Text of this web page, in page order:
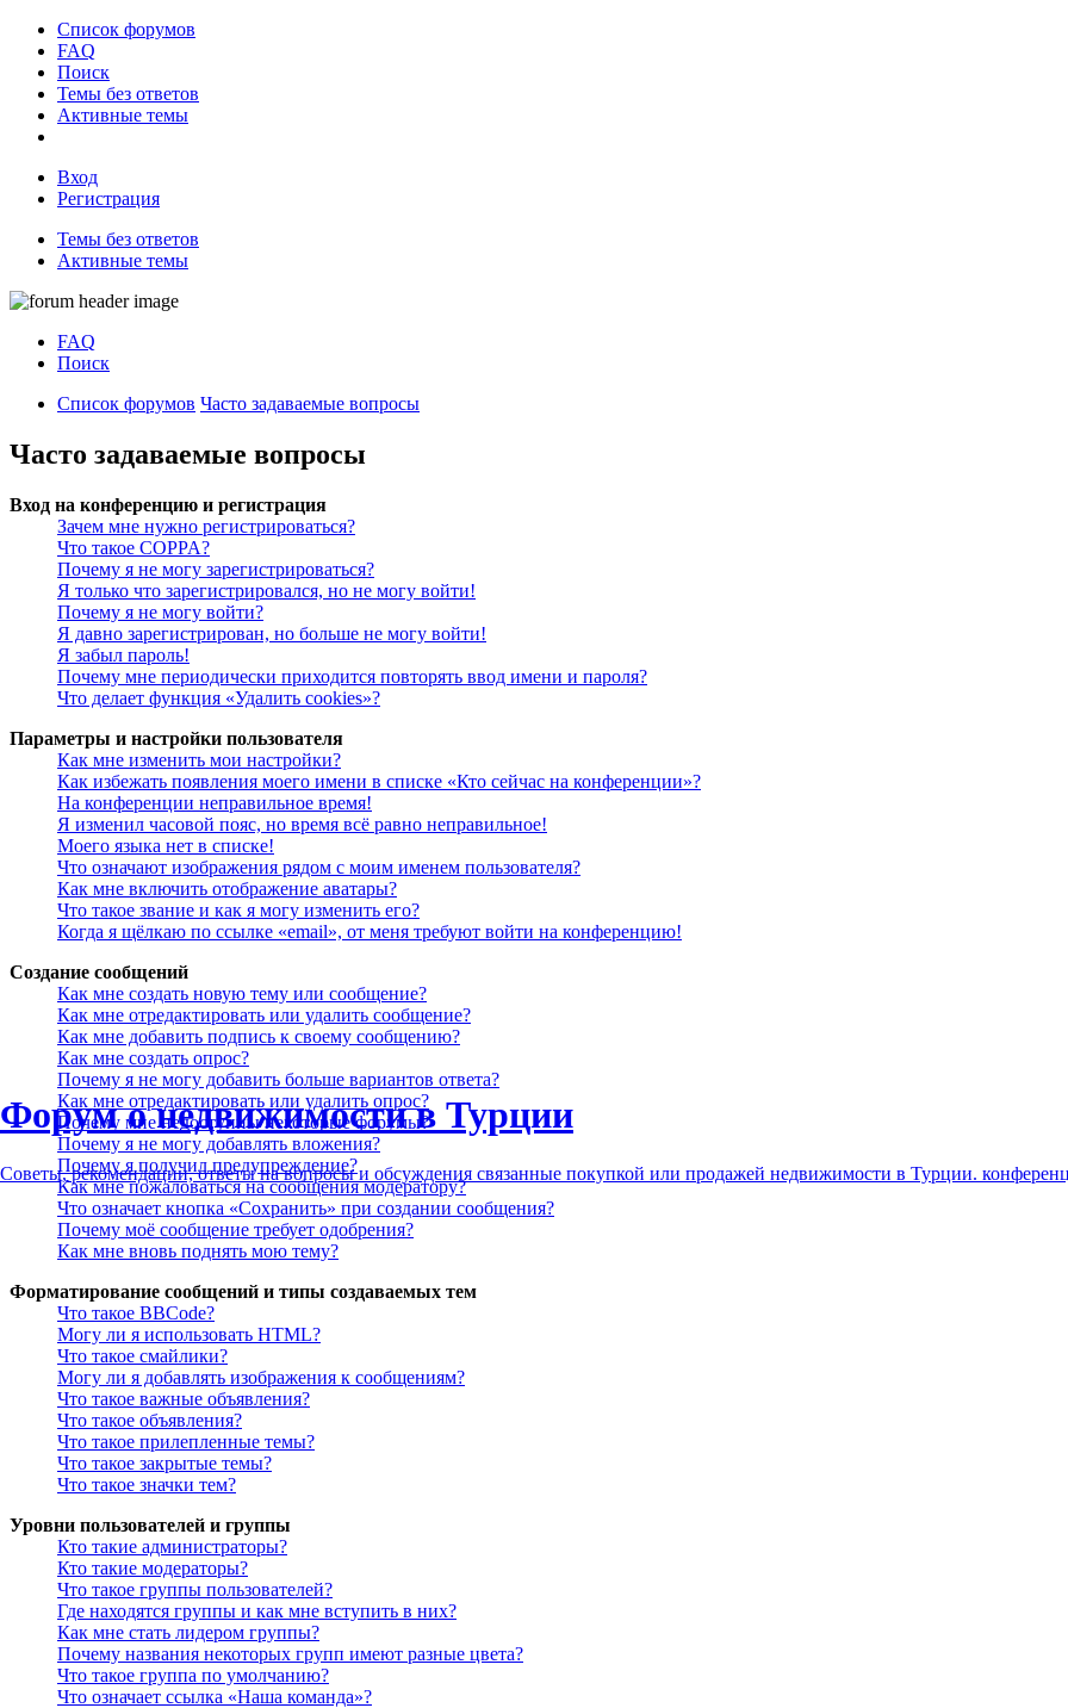
Список форумов
FAQ
Поиск
Темы без ответов
Активные темы
Вход
Регистрация
Темы без ответов
Активные темы
Форум о недвижимости в Турции
Советы, рекомендации, ответы на вопросы и обсуждения связанные покупкой или продажей недвижимости в Турции.
FAQ
Поиск
Список форумов Часто задаваемые вопросы
Часто задаваемые вопросы
Вход на конференцию и регистрация
Зачем мне нужно регистрироваться?
Что такое COPPA?
Почему я не могу зарегистрироваться?
Я только что зарегистрировался, но не могу войти!
Почему я не могу войти?
Я давно зарегистрирован, но больше не могу войти!
Я забыл пароль!
Почему мне периодически приходится повторять ввод имени и пароля?
Что делает функция «Удалить cookies»?
Параметры и настройки пользователя
Как мне изменить мои настройки?
Как избежать появления моего имени в списке «Кто сейчас на конференции»?
На конференции неправильное время!
Я изменил часовой пояс, но время всё равно неправильное!
Моего языка нет в списке!
Что означают изображения рядом с моим именем пользователя?
Как мне включить отображение аватары?
Что такое звание и как я могу изменить его?
Когда я щёлкаю по ссылке «email», от меня требуют войти на конференцию!
Создание сообщений
Как мне создать новую тему или сообщение?
Как мне отредактировать или удалить сообщение?
Как мне добавить подпись к своему сообщению?
Как мне создать опрос?
Почему я не могу добавить больше вариантов ответа?
Как мне отредактировать или удалить опрос?
Почему мне недоступны некоторые форумы?
Почему я не могу добавлять вложения?
Почему я получил предупреждение?
Как мне пожаловаться на сообщения модератору?
Что означает кнопка «Сохранить» при создании сообщения?
Почему моё сообщение требует одобрения?
Как мне вновь поднять мою тему?
Форматирование сообщений и типы создаваемых тем
Что такое BBCode?
Могу ли я использовать HTML?
Что такое смайлики?
Могу ли я добавлять изображения к сообщениям?
Что такое важные объявления?
Что такое объявления?
Что такое прилепленные темы?
Что такое закрытые темы?
Что такое значки тем?
Уровни пользователей и группы
Кто такие администраторы?
Кто такие модераторы?
Что такое группы пользователей?
Где находятся группы и как мне вступить в них?
Как мне стать лидером группы?
Почему названия некоторых групп имеют разные цвета?
Что такое группа по умолчанию?
Что означает ссылка «Наша команда»?